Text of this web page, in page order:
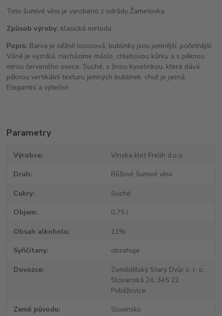
Toto šumivé víno je vyrobeno z odrůdy Žametovka.
Způsob výroby: klasická metoda
Popis: Barva je něžně lososová, bublinky jsou jemnější, početnější.
Vůně je vyzrálá, nacházíme máslo, chlebovou kůrku a s pěknou
mírou červeného ovoce. Suché, s živou kyselinkou, která dává
pěknou vertikální texturu jemných bublinek, chuť je jasná.
Elegantní a výtečné.
Parametry
Výrobce Vinska klet Frelih d.o.o.
Druh Růžové šumivé víno
Cukry Suché
Objem 0,75 l
Obsah alkoholu 11%
Syřičitany obsahuje
Dovozce
Zemědělský Starý Dvůr s. r. o.,
Slovanská 24, 345 22
Poběžovice
Země původu Slovinsko